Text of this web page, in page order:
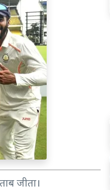
जीता।